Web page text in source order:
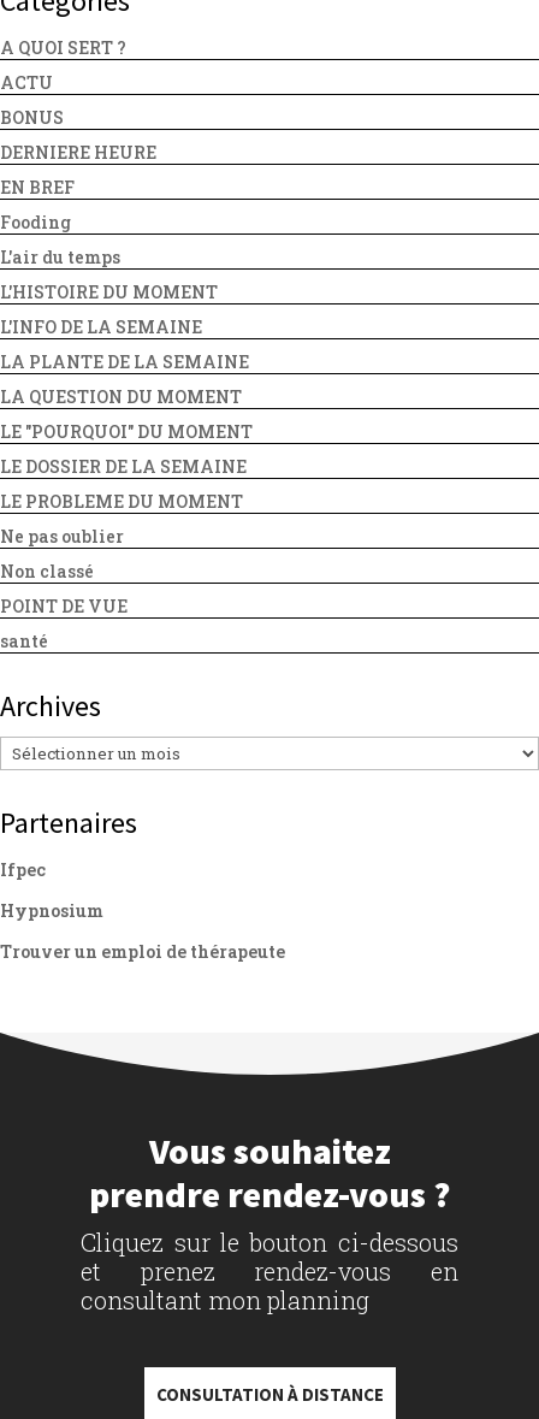
A QUOI SERT ?
ACTU
BONUS
DERNIERE HEURE
EN BREF
Fooding
L'air du temps
L'HISTOIRE DU MOMENT
L'INFO DE LA SEMAINE
LA PLANTE DE LA SEMAINE
LA QUESTION DU MOMENT
LE "POURQUOI" DU MOMENT
LE DOSSIER DE LA SEMAINE
LE PROBLEME DU MOMENT
Ne pas oublier
Non classé
POINT DE VUE
santé
Archives
Archives
Partenaires
Ifpec
Hypnosium
Trouver un emploi de thérapeute
Vous souhaitez
prendre rendez-vous ?
Cliquez sur le bouton ci-dessous
et prenez rendez-vous en
consultant mon planning
CONSULTATION À DISTANCE